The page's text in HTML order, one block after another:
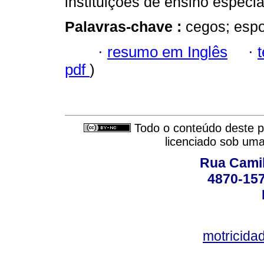
Palavras-chave : cegos;
· resumo em Inglês ·
pdf )
Todo o conteúdo deste
licenciado sob
Rua
4870-